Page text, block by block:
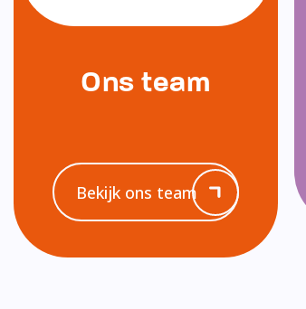
Ons team
Bekijk ons team